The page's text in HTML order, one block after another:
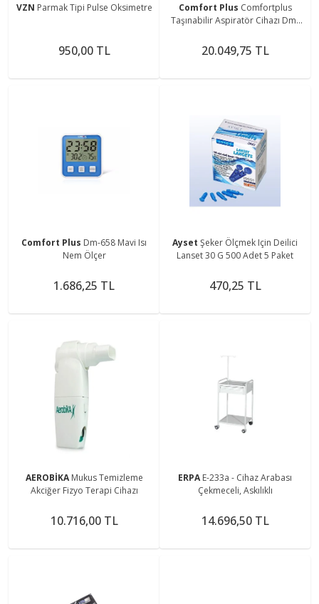
VZN Parmak Tipi Pulse Oksimetre
950,00 TL
Comfort Plus Comfortplus
Taşınabilir Aspiratör Cihazı Dm-
20.049,75 TL
Comfort Plus Dm-658 Mavi Isı
Nem Ölçer
1.686,25 TL
Ayset Şeker Ölçmek Için Deilici
Lanset 30 G 500 Adet 5 Paket
470,25 TL
AEROBİKAMukus Temizleme
Akciğer Fizyo Terapi Cihazı
10.716,00 TL
ERPAE-233a - Cihaz Arabası
Çekmeceli, Askılıklı
14.696,50 TL